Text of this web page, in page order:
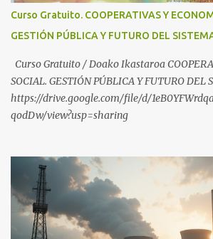
partekatu nahi badituzu: Telegram :
https://whatsapp.com/channel/
SÍGUENOS EN YOUTUBE: https://
sub_confirmation=1
Curso Gratuito. COOPERATIVAS Y
GESTIÓN PÚBLICA Y FUTURO DEL
Curso Gratuito / Doako Ikastaroa
SOCIAL. GESTIÓN PÚBLICA Y FUTURO DEL
https://drive.google.com/file/d/
qodDw/view?usp=sharing